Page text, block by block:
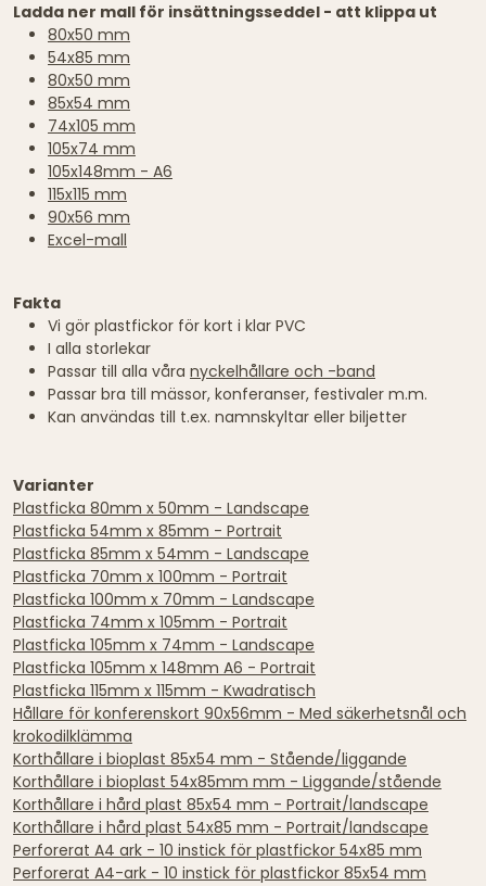
Ladda ner mall för insättningsseddel - att klippa ut
80x50 mm
54x85 mm
80x50 mm
85x54 mm
74x105 mm
105x74 mm
105x148mm - A6
115x115 mm
90x56 mm
Excel-mall
Fakta
Vi gör plastfickor för kort i klar PVC
I alla storlekar
Passar till alla våra nyckelhållare och -band
Passar bra till mässor, konferanser, festivaler m.m.
Kan användas till t.ex. namnskyltar eller biljetter
Varianter
Plastficka 80mm x 50mm - Landscape
Plastficka 54mm x 85mm - Portrait
Plastficka 85mm x 54mm - Landscape
Plastficka 70mm x 100mm - Portrait
Plastficka 100mm x 70mm - Landscape
Plastficka 74mm x 105mm - Portrait
Plastficka 105mm x 74mm - Landscape
Plastficka 105mm x 148mm A6 - Portrait
Plastficka 115mm x 115mm - Kwadratisch
Hållare för konferenskort 90x56mm - Med säkerhetsnål och
krokodilklämma
Korthållare i bioplast 85x54 mm - Stående/liggande
Korthållare i bioplast 54x85mm mm - Liggande/stående
Korthållare i hård plast 85x54 mm - Portrait/landscape
Korthållare i hård plast 54x85 mm - Portrait/landscape
Perforerat A4 ark - 10 instick för plastfickor 54x85 mm
Perforerat A4-ark - 10 instick för plastfickor 85x54 mm